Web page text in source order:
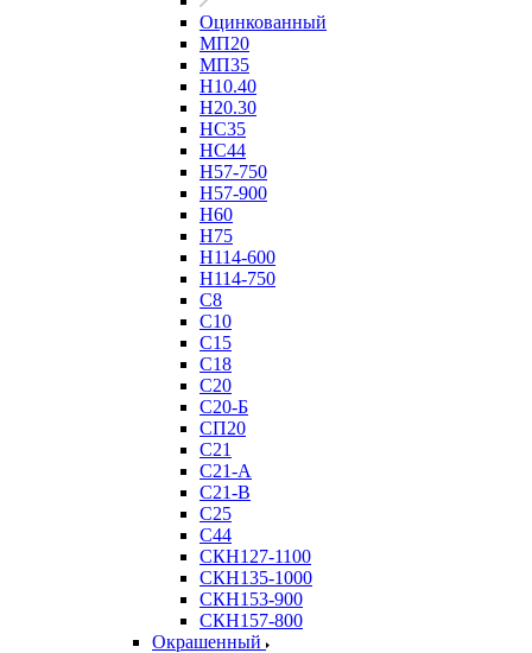
Оцинкованный
МП20
МП35
Н10.40
Н20.30
НС35
НС44
Н57-750
Н57-900
Н60
Н75
Н114-600
Н114-750
С8
С10
С15
С18
С20
С20-Б
СП20
С21
С21-А
С21-В
С25
С44
СКН127-1100
СКН135-1000
СКН153-900
СКН157-800
Окрашенный